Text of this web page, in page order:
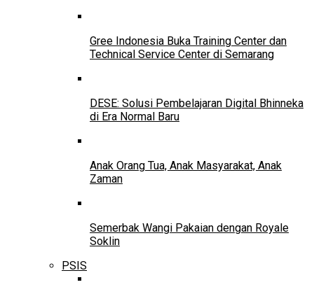
Gree Indonesia Buka Training Center dan
Technical Service Center di Semarang
DESE: Solusi Pembelajaran Digital Bhinneka
di Era Normal Baru
Anak Orang Tua, Anak Masyarakat, Anak
Zaman
Semerbak Wangi Pakaian dengan Royale
Soklin
PSIS